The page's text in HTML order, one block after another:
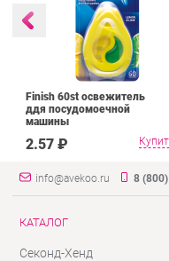
Finish 60st освежитель
ддя посудомоечной
машины
2.57 ₽
info@avekoo.ru 8
КАТАЛОГ
Секонд-Хенд